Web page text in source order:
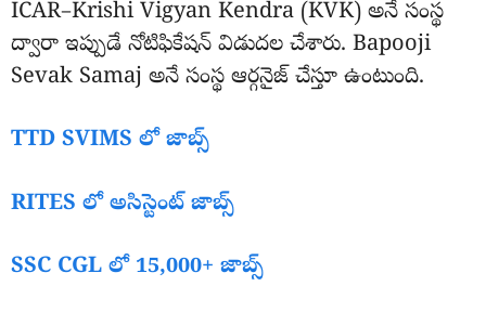
ICAR–Krishi Vigyan Kendra (KVK) అనే సంస్థ
ద్వారా ఇప్పుడే నోటిఫికేషన్ విడుదల చేశారు. Bapooji
Sevak Samaj అనే సంస్థ ఆర్గనైజ్ చేస్తూ ఉంటుంది.
TTD SVIMS లో జాబ్స్
RITES లో అసిస్టెంట్ జాబ్స్
SSC CGL లో 15,000+ జాబ్స్